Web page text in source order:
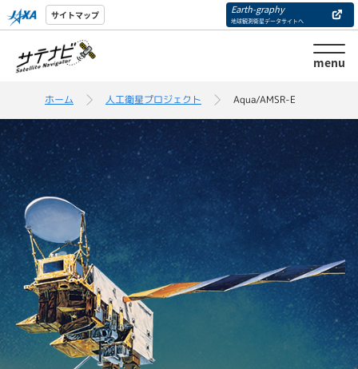
サイトマップ Earth-graphy
地球観測衛星データサイトへ
menu
ホーム 人工衛星プロジェクト Aqua/AMSR-E